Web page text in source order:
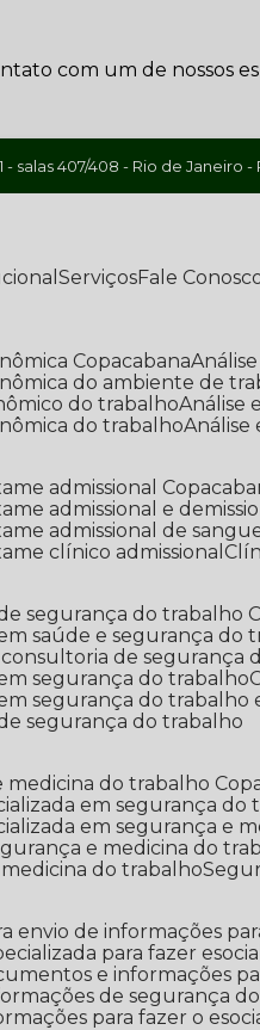
com um de nossos
- salas 407/408 - Rio de Janeiro -
Serviços Fale
Copacabana
do ambiente de
do trabalho
do trabalho
admissional
admissional e
admissional de
clínico admissional
de segurança do trabalho
em saúde e segurança do
consultoria de segurança
em segurança do trabalho
em segurança do trabalho
de segurança do trabalho
medicina do trabalho
em segurança do
em segurança e
e medicina do
medicina do trabalho
envio de informações
para fazer esocial
e informações
de segurança
para fazer o